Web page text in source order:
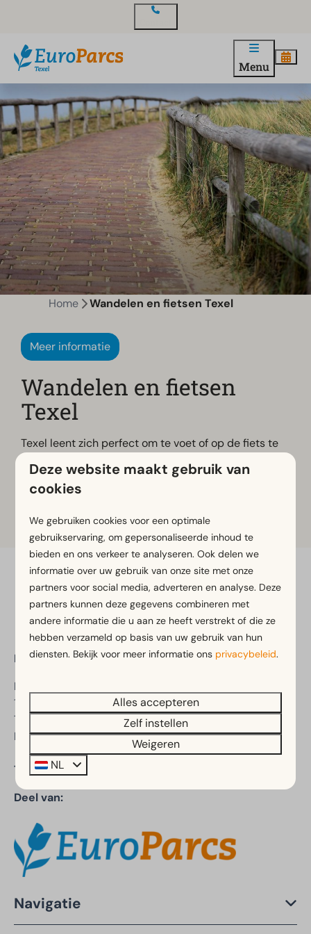
Menu
Home Wandelen en fietsen Texel
Meer informatie
Wandelen en fietsen
Texel
Texel leent zich perfect om te voet of op de fiets te
verkennen. Fiets of wandel van de polder naar de
duinen, over heide en door bossen. Over het eiland
zijn verschillende wandel-, fiets- en
mountainbikeroutes voor jong en oud uitgezet.
Veilig betalen
EuroParcs Texel
Postweg 10
1795 JP De Cocksdorp
Texel
Nederland
Telefoonnummer:
Deel van:
Navigatie
Deze website maakt gebruik van
cookies
We gebruiken cookies voor een optimale
gebruikservaring, om gepersonaliseerde inhoud te
bieden en ons verkeer te analyseren. Ook delen we
informatie over uw gebruik van onze site met onze
partners voor social media, adverteren en analyse. Deze
partners kunnen deze gegevens combineren met
andere informatie die u aan ze heeft verstrekt of die ze
hebben verzameld op basis van uw gebruik van hun
diensten. Bekijk voor meer informatie ons privacybeleid.
Alles accepteren
Zelf instellen
Weigeren
NL